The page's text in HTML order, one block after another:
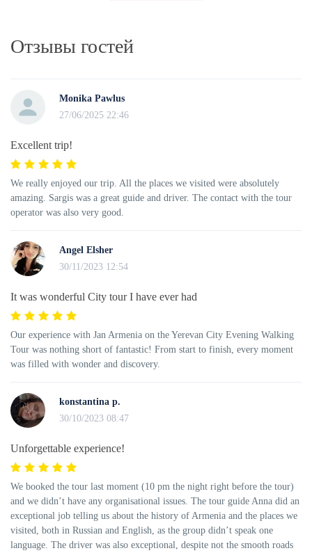
Отзывы гостей
Monika Pawlus
27/06/2025 22:46
Excellent trip!
We really enjoyed our trip. All the places we visited were absolutely
amazing. Sargis was a great guide and driver. The contact with the tour
operator was also very good.
Angel Elsher
30/11/2023 12:54
It was wonderful City tour I have ever had
Our experience with Jan Armenia on the Yerevan City Evening Walking
Tour was nothing short of fantastic! From start to finish, every moment
was filled with wonder and discovery.
konstantina p.
30/10/2023 08:47
Unforgettable experience!
We booked the tour last moment (10 pm the night right before the tour)
and we didn’t have any organisational issues. The tour guide Anna did an
exceptional job telling us about the history of Armenia and the places we
visited, both in Russian and English, as the group didn’t speak one
language. The driver was also exceptional, despite not the smooth roads